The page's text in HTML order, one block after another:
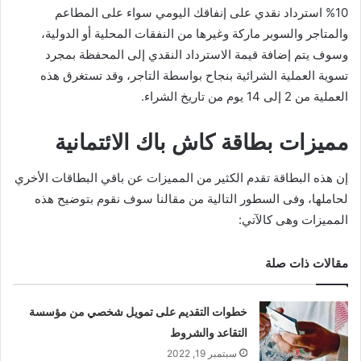
10% استرداد نقدي على إنفاقك اليومي سواء على المطاعم
والمتاجر والسوبر ماركة وغيرها من النفقات المحلية أو الدولية،
وسوف يتم إضافة قيمة الاسترداد النقدي إلى المحفظة بمجرد
تسوية العملية الشرائية بنجاح بواسطة التاجر، وقد تستغرق هذه
العملية من 2 إلى 14 يوم من تاريخ الشراء.
مميزات بطاقة كاش باك الائتمانية
إن هذه البطاقة تقدم الكثير من المميزات عن باقي البطاقات الأخري
لحاملها، وفى السطور التالية من مقالنا سوف نقوم بتوضيح هذه
المميزات وهى كالآتي:
مقالات ذات صلة
خطوات التقديم على تمويل شخصي من مؤسسة
التقاعد والشروط
سبتمبر 19, 2022